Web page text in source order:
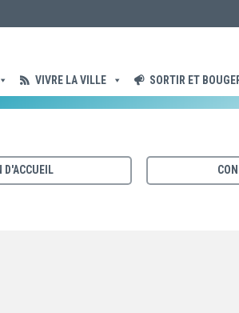
VIVRE LA VILLE SORTIR ET
D'ACCUEIL